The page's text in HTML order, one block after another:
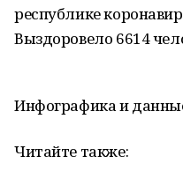
республике
Выздоровело 6614
Инфографика и
Читайте также: